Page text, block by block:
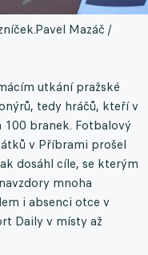
Pavel Mazáč /
utkání pražské
tedy hráčů, kteří v
100 branek. Fotbalový
v Příbrami prošel
dosáhl cíle, se kterým
mnoha
i absenci otce v
Daily v místy až